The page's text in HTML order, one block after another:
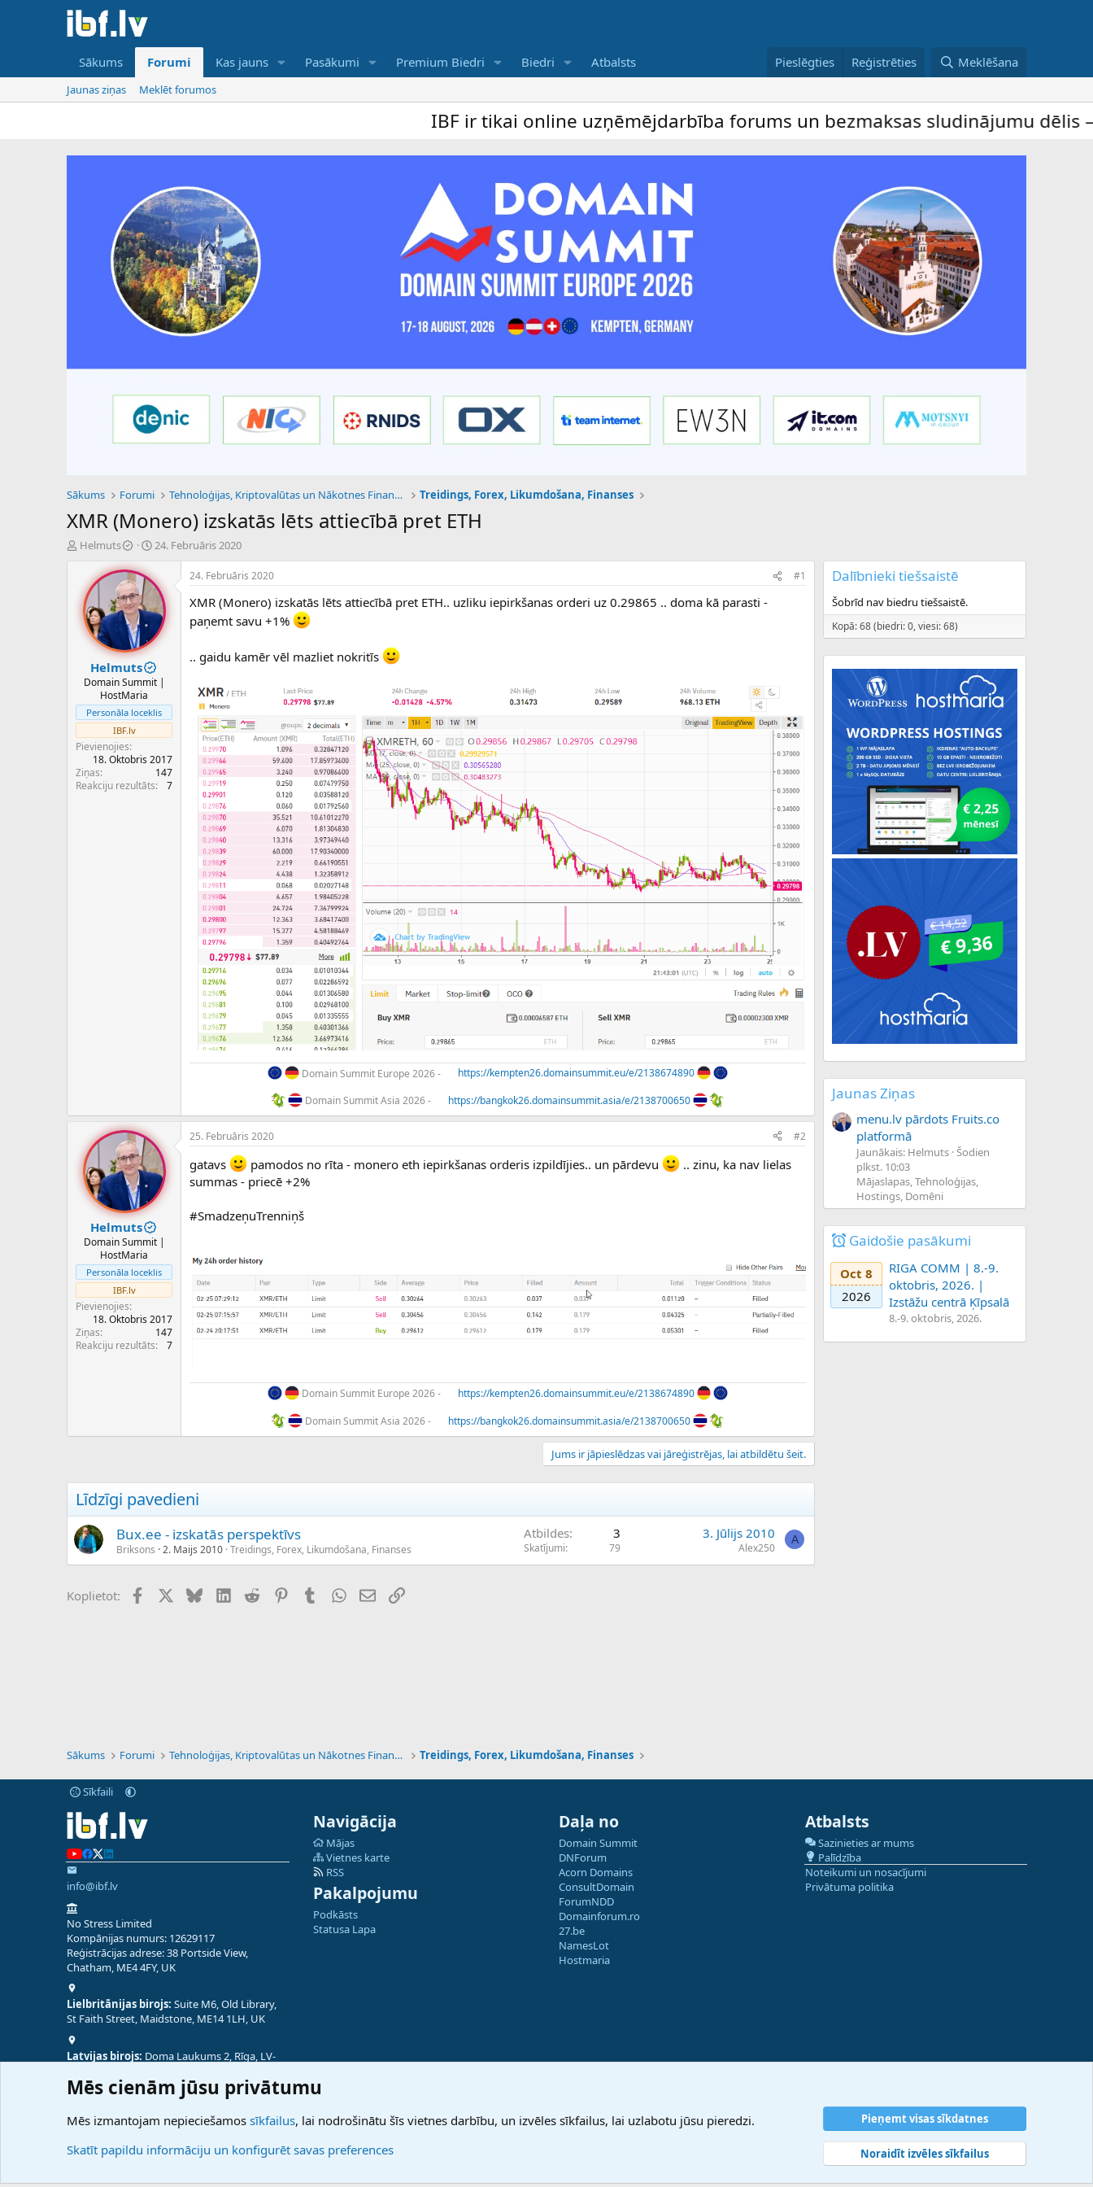
Sākums Forumi Kas jauns Pasākumi Premium Biedri Biedri Atbalsts Pieslēgties Reģistrēties Meklēšana
Jaunas ziņas Meklēt forumos
IBF ir tikai online uzņēmējdarbība forums un bezmaksas sludinājumu dēlis –
Sākums Forumi Tehnoloģijas, Kriptovalūtas un Nākotnes Finanses Treidings, Forex, Likumdošana, Finanses
XMR (Monero) izskatās lēts attiecībā pret ETH
P
e
d
e
u
s
ā
c
ē
s
Helmuts
S
k
u
m
a
d
a
t
u
m
s
24. Februāris 2020
Helmuts
Domain Summit |
HostMaria
Personāla loceklis
IBF.lv
Pievienojies
18. Oktobris 2017
Ziņas
147
Reakciju rezultāts
7
24. Februāris 2020 #1
XMR (Monero) izskatās lēts attiecībā pret ETH.. uzliku iepirkšanas orderi uz 0.29865 .. doma kā parasti -
paņemt savu +1%
.. gaidu kamēr vēl mazliet nokritīs
Domain Summit Europe 2026 -
https://kempten26.domainsummit.eu/e/2138674890
Domain Summit Asia 2026 -
https://bangkok26.domainsummit.asia/e/2138700650
Helmuts
Domain Summit |
HostMaria
Personāla loceklis
IBF.lv
Pievienojies
18. Oktobris 2017
Ziņas
147
Reakciju rezultāts
7
25. Februāris 2020 #2
gatavs pamodos no rīta - monero eth iepirkšanas orderis izpildījies.. un pārdevu
.. zinu, ka nav lielas
summas - priecē +2%
#SmadzeņuTrenniņš
Domain Summit Europe 2026 -
https://kempten26.domainsummit.eu/e/2138674890
Domain Summit Asia 2026 -
https://bangkok26.domainsummit.asia/e/2138700650
Jums ir jāpieslēdzas vai jāreģistrējas, lai atbildētu šeit.
Līdzīgi pavedieni
Bux.ee - izskatās perspektīvs
Briksons 2. Maijs 2010 Treidings, Forex, Likumdošana, Finanses
Atbildes 3
Skatījumi 79
3. Jūlijs 2010
Alex250
A
Koplietot: FacebookX (Twitter)
BlueskyLinkedIn
Reddit PinterestTumblrWhatsApp
E-pastsSaiti
Dalībnieki tiešsaistē
Šobrīd nav biedru tiešsaistē.
Kopā: 68 (biedri: 0, viesi: 68)
Jaunas Ziņas
menu.lv pārdots Fruits.co
platformā
Jaunākais: Helmuts Šodien
plkst. 10:03
Mājaslapas, Tehnoloģijas,
Hostings, Domēni
Gaidošie pasākumi
Oct 8
2026
RIGA COMM | 8.-9.
oktobris, 2026. |
Izstāžu centrā Ķīpsalā
8.-9. oktobris, 2026.
Sākums Forumi Tehnoloģijas, Kriptovalūtas un Nākotnes Finanses Treidings, Forex, Likumdošana, Finanses
Sīkfaili
info@ibf.lv
No Stress Limited
Kompānijas numurs: 12629117
Reģistrācijas adrese: 38 Portside View,
Chatham, ME4 4FY, UK
Lielbritānijas birojs: Suite M6, Old Library,
St Faith Street, Maidstone, ME14 1LH, UK
Latvijas birojs: Doma Laukums 2, Rīga, LV-
Navigācija
Mājas
Vietnes karte
RSS
Pakalpojumu
Podkāsts
Statusa Lapa
Daļa no
Domain Summit
DNForum
Acorn Domains
ConsultDomain
ForumNDD
Domainforum.ro
27.be
NamesLot
Hostmaria
Atbalsts
Sazinieties ar mums
Palīdzība
Noteikumi un nosacījumi
Privātuma politika
Mēs cienām jūsu privātumu
Mēs izmantojam nepieciešamos sīkfailus, lai nodrošinātu šīs vietnes darbību, un izvēles sīkfailus, lai uzlabotu jūsu pieredzi.
Skatīt papildu informāciju un konfigurēt savas preferences
Pieņemt visas sīkdatnes
Noraidīt izvēles sīkfailus